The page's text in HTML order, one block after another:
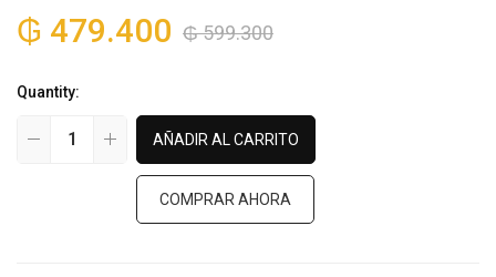
₲599.300
₲ 479.400
Quantity:
AÑADIR AL CARRITO
COMPRAR AHORA